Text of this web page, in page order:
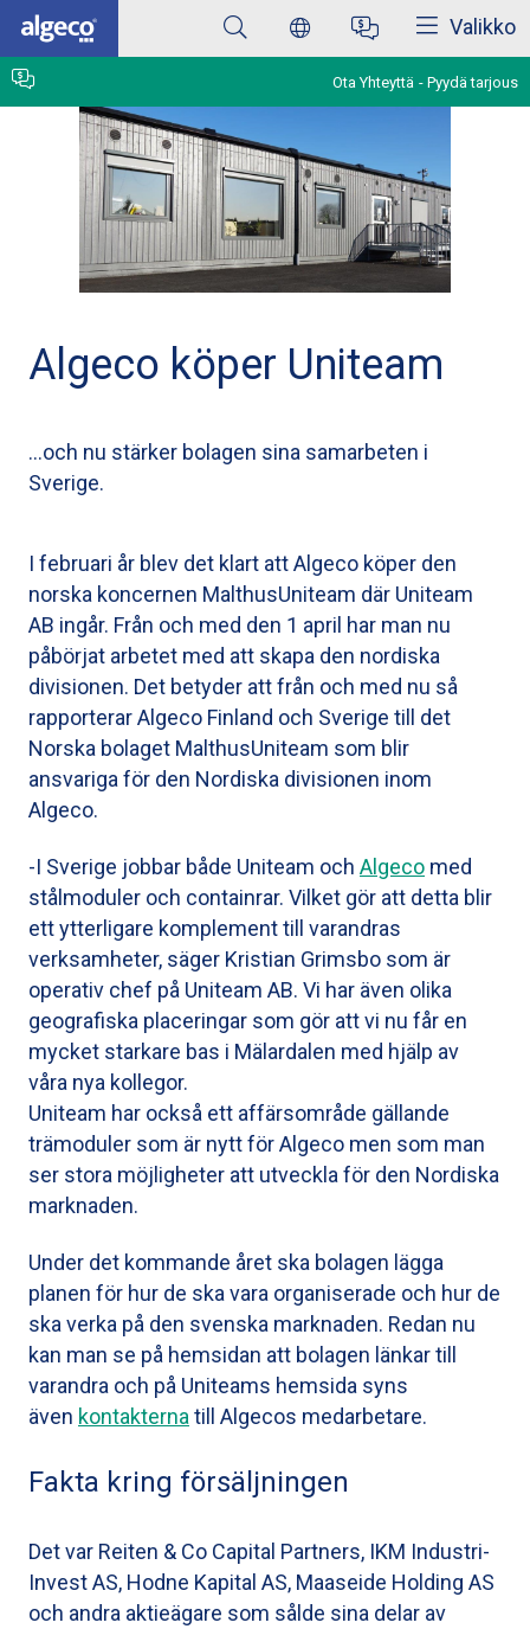
Skip
main
content
Valikko
Ota Yhteyttä Pyydä tarjous
Algeco köper Uniteam
…och nu stärker bolagen sina samarbeten i
Sverige.
I februari år blev det klart att Algeco köper den
norska koncernen MalthusUniteam där Uniteam
AB ingår. Från och med den 1 april har man nu
påbörjat arbetet med att skapa den nordiska
divisionen. Det betyder att från och med nu så
rapporterar Algeco Finland och Sverige till det
Norska bolaget MalthusUniteam som blir
ansvariga för den Nordiska divisionen inom
Algeco.
-I Sverige jobbar både Uniteam och Algeco med
stålmoduler och containrar. Vilket gör att detta blir
ett ytterligare komplement till varandras
verksamheter, säger Kristian Grimsbo som är
operativ chef på Uniteam AB. Vi har även olika
geografiska placeringar som gör att vi nu får en
mycket starkare bas i Mälardalen med hjälp av
våra nya kollegor.
Uniteam har också ett affärsområde gällande
trämoduler som är nytt för Algeco men som man
ser stora möjligheter att utveckla för den Nordiska
marknaden.
Under det kommande året ska bolagen lägga
planen för hur de ska vara organiserade och hur de
ska verka på den svenska marknaden. Redan nu
kan man se på hemsidan att bolagen länkar till
varandra och på Uniteams hemsida syns
även kontakterna till Algecos medarbetare.
Fakta kring försäljningen
Det var Reiten & Co Capital Partners, IKM Industri-
Invest AS, Hodne Kapital AS, Maaseide Holding AS
och andra aktieägare som sålde sina delar av